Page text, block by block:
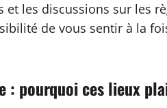
les discussions sur les
de vous sentir à la
: pourquoi ces lieux